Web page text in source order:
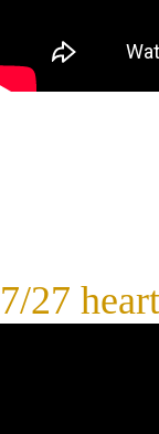
7/27